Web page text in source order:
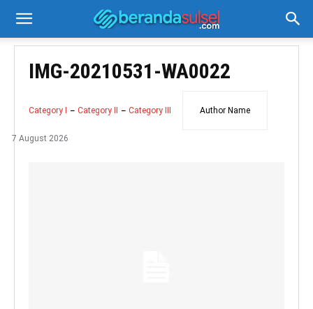
IMG-20210531-WA0022
Category I Category II Category III Author Name
7 August 2026